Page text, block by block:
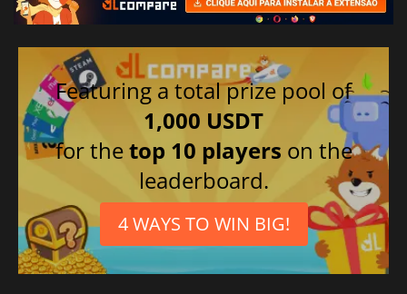
Featuring a total prize pool of
1,000 USDT
for thetop 10 players on the
leaderboard.
4 WAYS TO WIN BIG!